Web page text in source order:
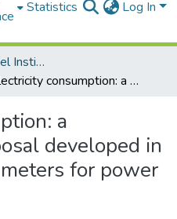
Statistics Log In
Portal de Revistas del Instituto Tecnológico de Costa Rica
Electricity consumption: a management proposal developed in R based on smart meters for power plants
a
developed in
for power